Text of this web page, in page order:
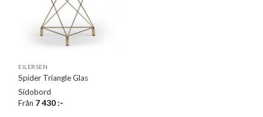
EILERSEN
Spider Triangle Glas
Sidobord
Från 7 430:-